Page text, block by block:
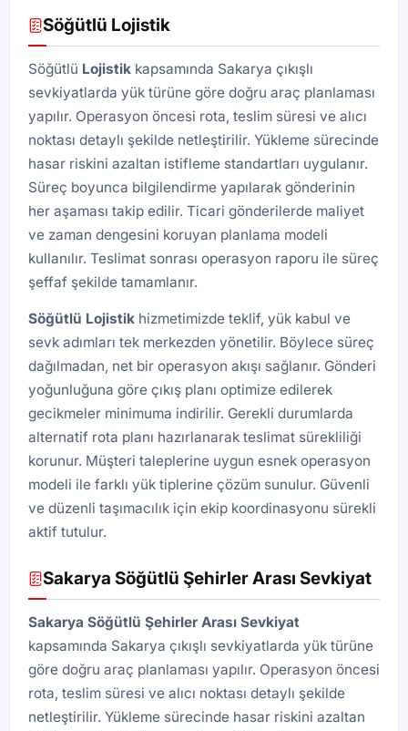
Söğütlü Lojistik
Söğütlü Lojistik kapsamında Sakarya çıkışlı
sevkiyatlarda yük türüne göre doğru araç planlaması
yapılır. Operasyon öncesi rota, teslim süresi ve alıcı
noktası detaylı şekilde netleştirilir. Yükleme sürecinde
hasar riskini azaltan istifleme standartları uygulanır.
Süreç boyunca bilgilendirme yapılarak gönderinin
her aşaması takip edilir. Ticari gönderilerde maliyet
ve zaman dengesini koruyan planlama modeli
kullanılır. Teslimat sonrası operasyon raporu ile süreç
şeffaf şekilde tamamlanır.
Söğütlü Lojistik hizmetimizde teklif, yük kabul ve
sevk adımları tek merkezden yönetilir. Böylece süreç
dağılmadan, net bir operasyon akışı sağlanır. Gönderi
yoğunluğuna göre çıkış planı optimize edilerek
gecikmeler minimuma indirilir. Gerekli durumlarda
alternatif rota planı hazırlanarak teslimat sürekliliği
korunur. Müşteri taleplerine uygun esnek operasyon
modeli ile farklı yük tiplerine çözüm sunulur. Güvenli
ve düzenli taşımacılık için ekip koordinasyonu sürekli
aktif tutulur.
Sakarya Söğütlü Şehirler Arası Sevkiyat
Sakarya Söğütlü Şehirler Arası Sevkiyat
kapsamında Sakarya çıkışlı sevkiyatlarda yük türüne
göre doğru araç planlaması yapılır. Operasyon öncesi
rota, teslim süresi ve alıcı noktası detaylı şekilde
netleştirilir. Yükleme sürecinde hasar riskini azaltan